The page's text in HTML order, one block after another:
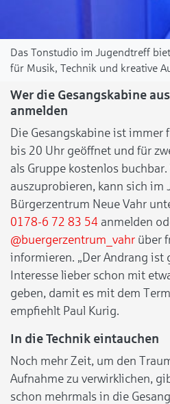
Das Tonstudio im Jugendtreff
für Musik, Technik und kreative
Wer die Gesangskabine
anmelden
Die Gesangskabine ist immer
bis 20 Uhr geöffnet und für
als Gruppe kostenlos
auszuprobieren, kann sich im
Bürgerzentrum Neue Vahr
0178-6 72 83 54 anmelden
@buergerzentrum_vahr über
informieren. „Der Andrang ist
Interesse lieber schon mit
geben, damit es mit dem
empfiehlt Paul Kurig.
In die Technik eintauchen
Noch mehr Zeit, um den
Aufnahme zu verwirklichen,
schon mehrmals in die